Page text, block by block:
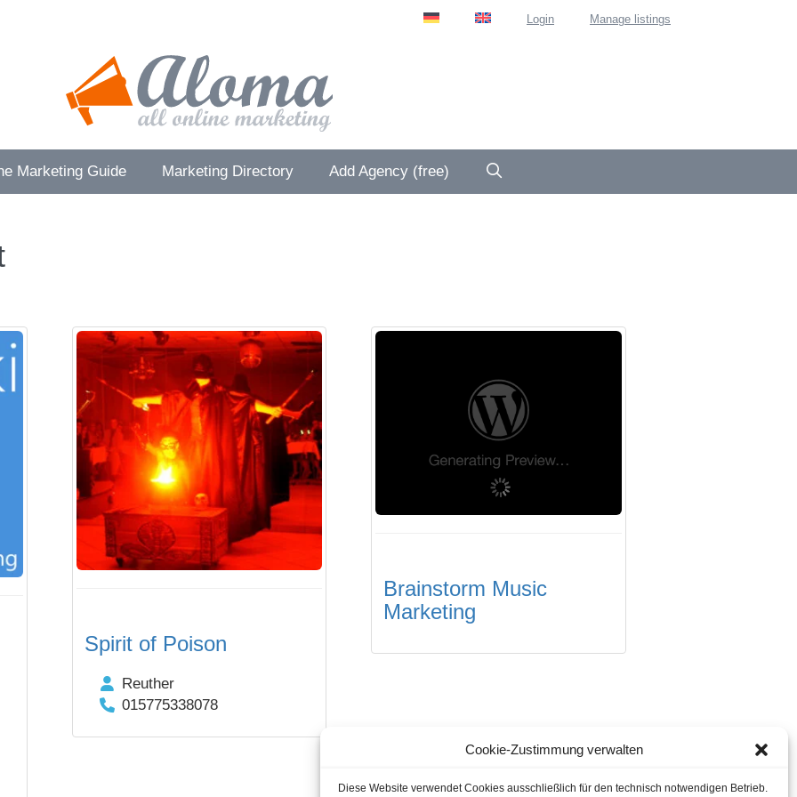
Cookie-Zustimmung verwalten
Diese Website verwendet Cookies ausschließlich für den technisch notwendigen Betrieb.
Login Manage listings
Marketing Guide Marketing Directory Add Agency (free)
Spirit of Poison
Reuther
015775338078
Brainstorm Music
Marketing